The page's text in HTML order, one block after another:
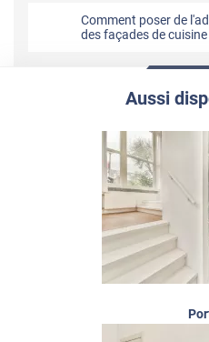
Comment poser de
des façades de cuisine
Aussi